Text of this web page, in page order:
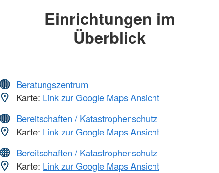
Einrichtungen im
Überblick
Beratungszentrum
Karte: Link zur Google Maps Ansicht
Bereitschaften / Katastrophenschutz
Karte: Link zur Google Maps Ansicht
Bereitschaften / Katastrophenschutz
Karte: Link zur Google Maps Ansicht